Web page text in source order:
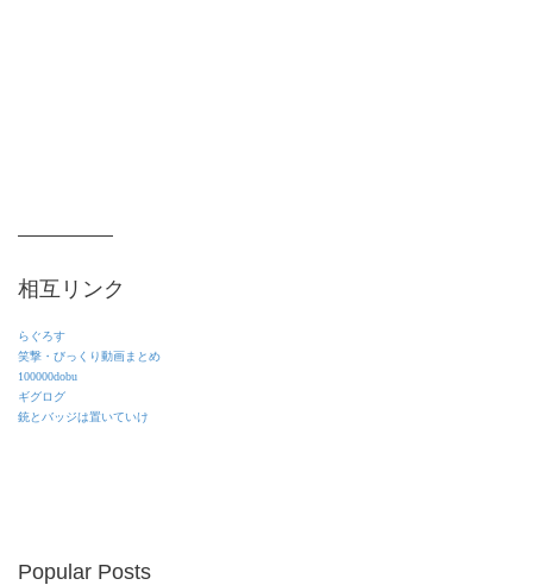
相互リンク
らぐろす
笑撃・びっくり動画まとめ
100000dobu
ギグログ
銃とバッジは置いていけ
Popular Posts